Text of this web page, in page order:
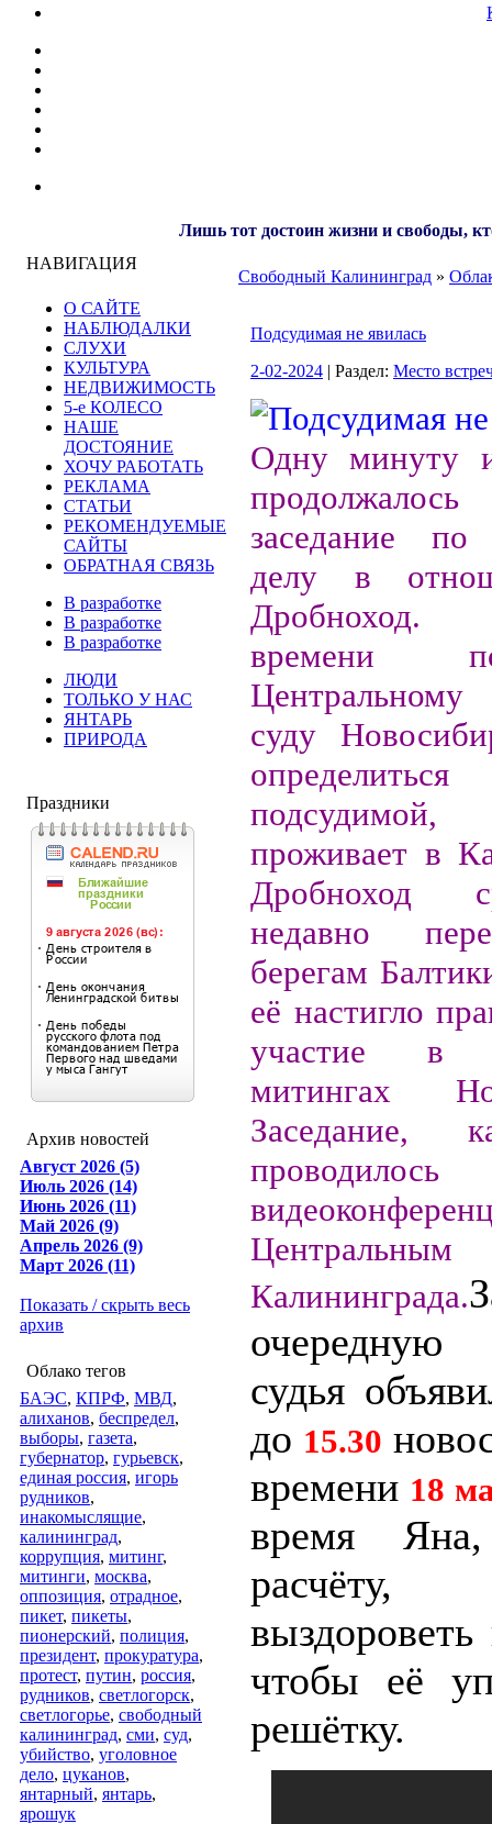
Лишь тот достоин жизни и свободы,
НАВИГАЦИЯ
О САЙТЕ
НАБЛЮДАЛКИ
СЛУХИ
КУЛЬТУРА
НЕДВИЖИМОСТЬ
5-е КОЛЕСО
НАШЕ
ДОСТОЯНИЕ
ХОЧУ РАБОТАТЬ
РЕКЛАМА
СТАТЬИ
РЕКОМЕНДУЕМЫЕ
САЙТЫ
ОБРАТНАЯ СВЯЗЬ
В разработке
В разработке
В разработке
ЛЮДИ
ТОЛЬКО У НАС
ЯНТАРЬ
ПРИРОДА
Праздники
Архив новостей
Август 2026 (5)
Июль 2026 (14)
Июнь 2026 (11)
Май 2026 (9)
Апрель 2026 (9)
Март 2026 (11)
Показать / скрыть весь
архив
Облако тегов
БАЭС, КПРФ, МВД,
алиханов, беспредел,
выборы, газета,
губернатор, гурьевск,
единая россия, игорь
рудников,
инакомыслящие,
калининград,
коррупция, митинг,
митинги, москва,
оппозиция, отрадное,
пикет, пикеты,
пионерский, полиция,
президент, прокуратура,
протест, путин, россия,
рудников, светлогорск,
светлогорье, свободный
калининград, сми, суд,
убийство, уголовное
дело, цуканов,
янтарный, янтарь,
ярошук
Свободный Калининград »
Подсудимая не явилась
2-02-2024 | Раздел: Место
Одну минуту
заседание по
делу в
времени
суду
проживает в
Дробноход
недавно
берегам
её настигло
участие в
митингах
Заседание,
Калининграда.
судья
до 15.30
времени 18
время
расчёту,
чтобы её
решётку.